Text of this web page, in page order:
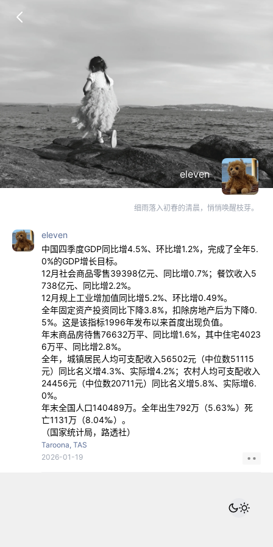
eleven
细雨落入初春的清晨，悄悄唤醒枝芽。
eleven
中国四季度GDP同比增4.5%、环比增1.2%，完成了全年5.
0%的GDP增长目标。
12月社会商品零售39398亿元、同比增0.7%；餐饮收入5
738亿元、同比增2.2%。
12月规上工业增加值同比增5.2%、环比增0.49%。
全年固定资产投资同比下降3.8%，扣除房地产后为下降0.
5%。这是该指标1996年发布以来首度出现负值。
年末商品房待售76632万平、同比增1.6%，其中住宅4023
6万平、同比增2.8%。
全年，城镇居民人均可支配收入56502元（中位数51115
元）同比名义增4.3%、实际增4.2%；农村人均可支配收入
24456元（中位数20711元）同比名义增5.8%、实际增6.
0%。
年末全国人口140489万。全年出生792万（5.63‰）死
亡1131万（8.04‰）。
（国家统计局，路透社）
Taroona, TAS
2026-01-19